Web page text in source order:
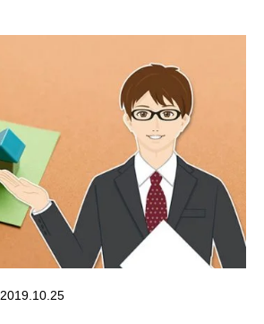
2019.10.25